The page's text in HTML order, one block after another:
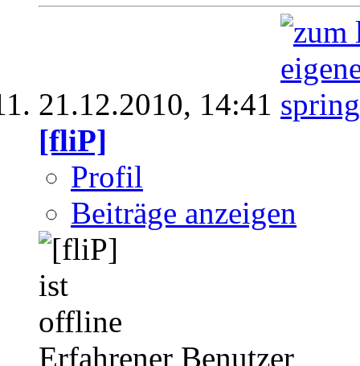
21.12.2010, 14:41
[fliP]
Profil
Beiträge anzeigen
Erfahrener Benutzer